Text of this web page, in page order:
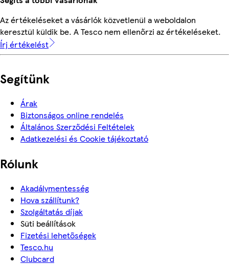
Az értékeléseket a vásárlók közvetlenül a weboldalon
keresztül küldik be. A Tesco nem ellenőrzi az értékeléseket.
Írj értékelést
Segítünk
Árak
Biztonságos online rendelés
Általános Szerződési Feltételek
Adatkezelési és Cookie tájékoztató
Rólunk
Akadálymentesség
Hova szállítunk?
Szolgáltatás díjak
Süti beállítások
Fizetési lehetőségek
Tesco.hu
Clubcard